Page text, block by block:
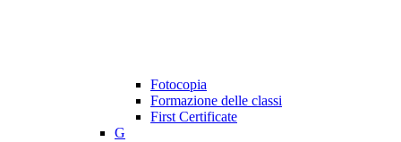
Fotocopia
Formazione delle classi
First Certificate
G